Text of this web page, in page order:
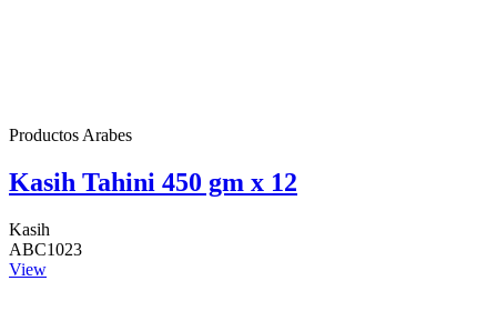
Productos Arabes
Kasih Tahini 450 gm x 12
Kasih
ABC1023
View